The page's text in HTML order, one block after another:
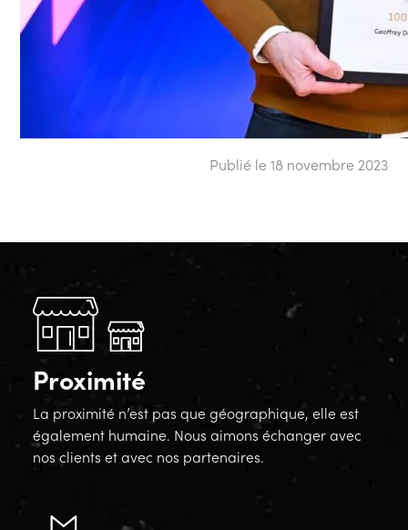
Publié le 18 novembre 2023
Proximité
La proximité n’est pas que géographique, elle est
également humaine. Nous aimons échanger avec
nos clients et avec nos partenaires.